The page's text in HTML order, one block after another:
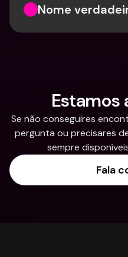
Nome
Estamos
Se não conseguires
pergunta ou precisares
sempre
Fala